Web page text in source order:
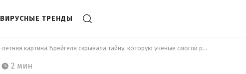
ВИРУСНЫЕ ТРЕНДЫ
400-летняя картина Брейгеля скрывала тайну, которую ученые смогли разгадать лишь сейчас
2 мин